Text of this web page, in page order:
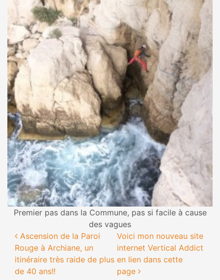
Premier pas dans la Commune, pas si facile à cause
des vagues
Navigation des articles
Ascension de la Paroi
Rouge à Archiane, un
itinéraire très raide de plus
de 40 ans!!
Voici mon nouveau site
internet Vertical Addict
en lien dans cette
page